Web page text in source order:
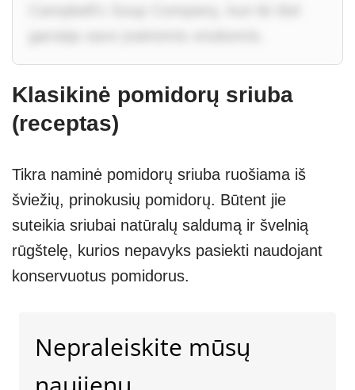
Klasikinė pomidorų sriuba
(receptas)
Tikra naminė pomidorų sriuba ruošiama iš
šviežių, prinokusių pomidorų. Būtent jie
suteikia sriubai natūralų saldumą ir švelnią
rūgštelę, kurios nepavyks pasiekti naudojant
konservuotus pomidorus.
Nepraleiskite mūsų